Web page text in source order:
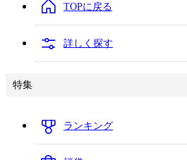
TOPに戻る
詳しく探す
特集
ランキング